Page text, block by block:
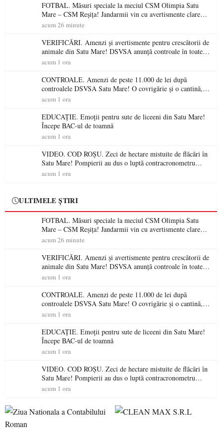
FOTBAL. Măsuri speciale la meciul CSM Olimpia Satu
Mare – CSM Reșița! Jandarmii vin cu avertismente clare
pentru suporteri
acum 26 minute
VERIFICĂRI. Amenzi și avertismente pentru crescătorii de
animale din Satu Mare! DSVSA anunță controale în toate
gospodăriile și face apel la respectarea legii
acum 1 ora
CONTROALE. Amenzi de peste 11.000 de lei după
controalele DSVSA Satu Mare! O covrigărie și o cantină,
sancționate pentru nereguli
acum 1 ora
EDUCAȚIE. Emoții pentru sute de liceeni din Satu Mare!
Începe BAC-ul de toamnă
acum 1 ora
VIDEO. COD ROȘU. Zeci de hectare mistuite de flăcări în
Satu Mare! Pompierii au dus o luptă contracronometru
pentru a salva o pădure de la dezastru
acum 1 ora
ULTIMELE ȘTIRI
FOTBAL. Măsuri speciale la meciul CSM Olimpia Satu
Mare – CSM Reșița! Jandarmii vin cu avertismente clare
pentru suporteri
acum 26 minute
VERIFICĂRI. Amenzi și avertismente pentru crescătorii de
animale din Satu Mare! DSVSA anunță controale în toate
gospodăriile și face apel la respectarea legii
acum 1 ora
CONTROALE. Amenzi de peste 11.000 de lei după
controalele DSVSA Satu Mare! O covrigărie și o cantină,
sancționate pentru nereguli
acum 1 ora
EDUCAȚIE. Emoții pentru sute de liceeni din Satu Mare!
Începe BAC-ul de toamnă
acum 1 ora
VIDEO. COD ROȘU. Zeci de hectare mistuite de flăcări în
Satu Mare! Pompierii au dus o luptă contracronometru
pentru a salva o pădure de la dezastru
acum 1 ora